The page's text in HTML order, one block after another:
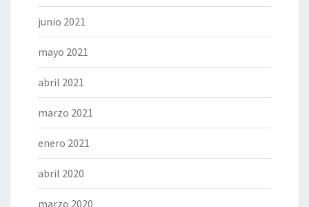
junio 2021
mayo 2021
abril 2021
marzo 2021
enero 2021
abril 2020
marzo 2020